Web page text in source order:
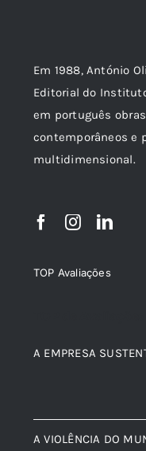
Em 1988, António
Editorial do
em português
contemporâneos e
multidimensional.
TOP Avaliações
A EMPRESA
A VIOLÊNCIA DO